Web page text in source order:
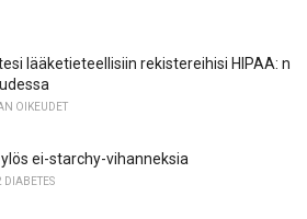
lääketieteellisiin rekistereihisi HIPAA: n
OIKEUDET
ei-starchy-vihanneksia
DIABETES